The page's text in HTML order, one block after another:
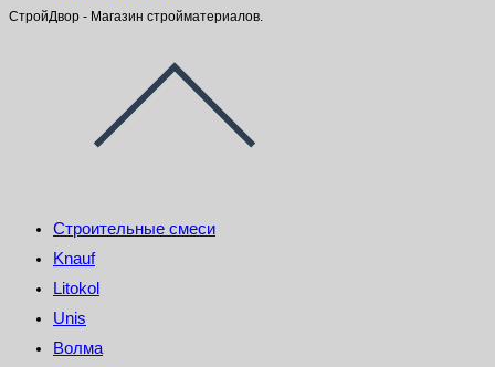
СтройДвор - Магазин стройматериалов.
Строительные смеси
Knauf
Litokol
Unis
Волма